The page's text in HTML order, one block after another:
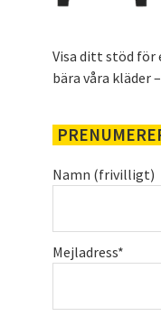
Visa ditt stöd
bära våra kläder –
Namn (frivilligt)
Mejladress*